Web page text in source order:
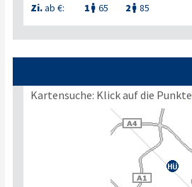
Zi.ab €: 1  65 2  85
Kartensuche: Klick auf die Punkte